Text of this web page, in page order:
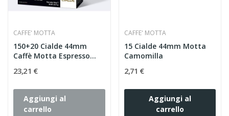
CAFFE' MOTTA
150+20 Cialde 44mm
Caffè Motta Espresso
23,21 €
Aggiungi al
carrello
CAFFE' MOTTA
15 Cialde 44mm Motta
Camomilla
2,71 €
Aggiungi al
carrello